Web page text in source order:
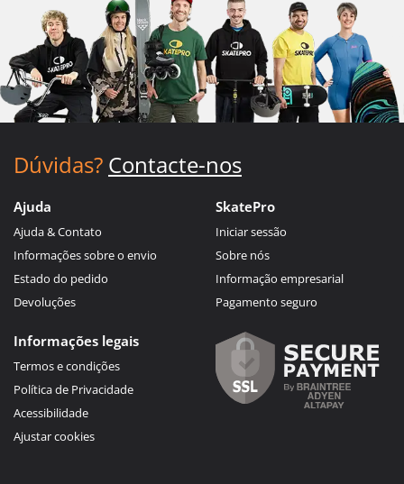
Dúvidas? Contacte-nos
Ajuda
Ajuda & Contato
Informações sobre o envio
Estado do pedido
Devoluções
SkatePro
Iniciar sessão
Sobre nós
Informação empresarial
Pagamento seguro
Informações legais
Termos e condições
Política de Privacidade
Acessibilidade
Ajustar cookies